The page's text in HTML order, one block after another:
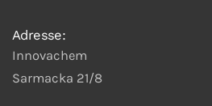
Adresse:
Innovachem
Sarmacka 21/8